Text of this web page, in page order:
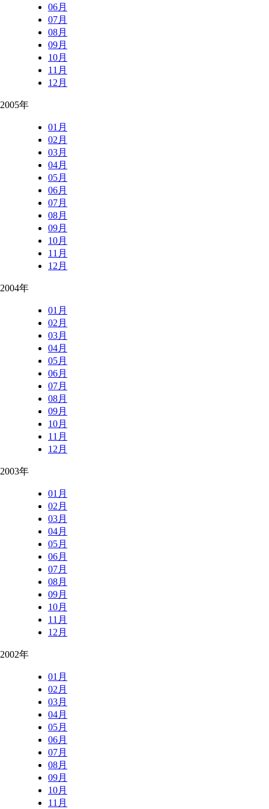
06月
07月
08月
09月
10月
11月
12月
2005年
01月
02月
03月
04月
05月
06月
07月
08月
09月
10月
11月
12月
2004年
01月
02月
03月
04月
05月
06月
07月
08月
09月
10月
11月
12月
2003年
01月
02月
03月
04月
05月
06月
07月
08月
09月
10月
11月
12月
2002年
01月
02月
03月
04月
05月
06月
07月
08月
09月
10月
11月